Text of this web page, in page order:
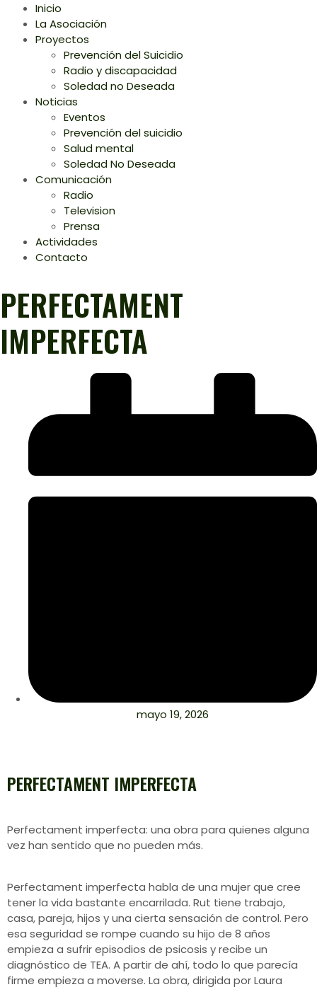
Inicio
La Asociación
Proyectos
Prevención del Suicidio
Radio y discapacidad
Soledad no Deseada
Noticias
Eventos
Prevención del suicidio
Salud mental
Soledad No Deseada
Comunicación
Radio
Television
Prensa
Actividades
Contacto
PERFECTAMENT
IMPERFECTA
mayo 19, 2026
PERFECTAMENT IMPERFECTA
Perfectament imperfecta: una obra para quienes alguna
vez han sentido que no pueden más.
Perfectament imperfecta habla de una mujer que cree
tener la vida bastante encarrilada. Rut tiene trabajo,
casa, pareja, hijos y una cierta sensación de control. Pero
esa seguridad se rompe cuando su hijo de 8 años
empieza a sufrir episodios de psicosis y recibe un
diagnóstico de TEA. A partir de ahí, todo lo que parecía
firme empieza a moverse. La obra, dirigida por Laura